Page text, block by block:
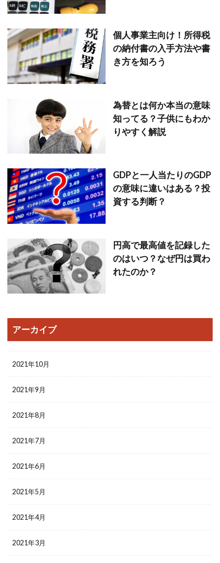
個人事業主向け！所得税
の納付書の入手方法や書
き方を知ろう
為替とは何か本当の意味
知ってる？子供にもわか
りやすく解説
GDPと一人当たりのGDP
の意味に違いはある？投
資する判断？
円高で最高値を記録した
のはいつ？なぜ円は買わ
れたのか？
アーカイブ
2021年10月
2021年9月
2021年8月
2021年7月
2021年6月
2021年5月
2021年4月
2021年3月